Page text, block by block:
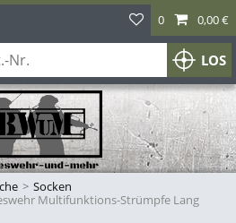
LOS
0 0,00 €
Socken
Multifunktions-Strümpfe Lang